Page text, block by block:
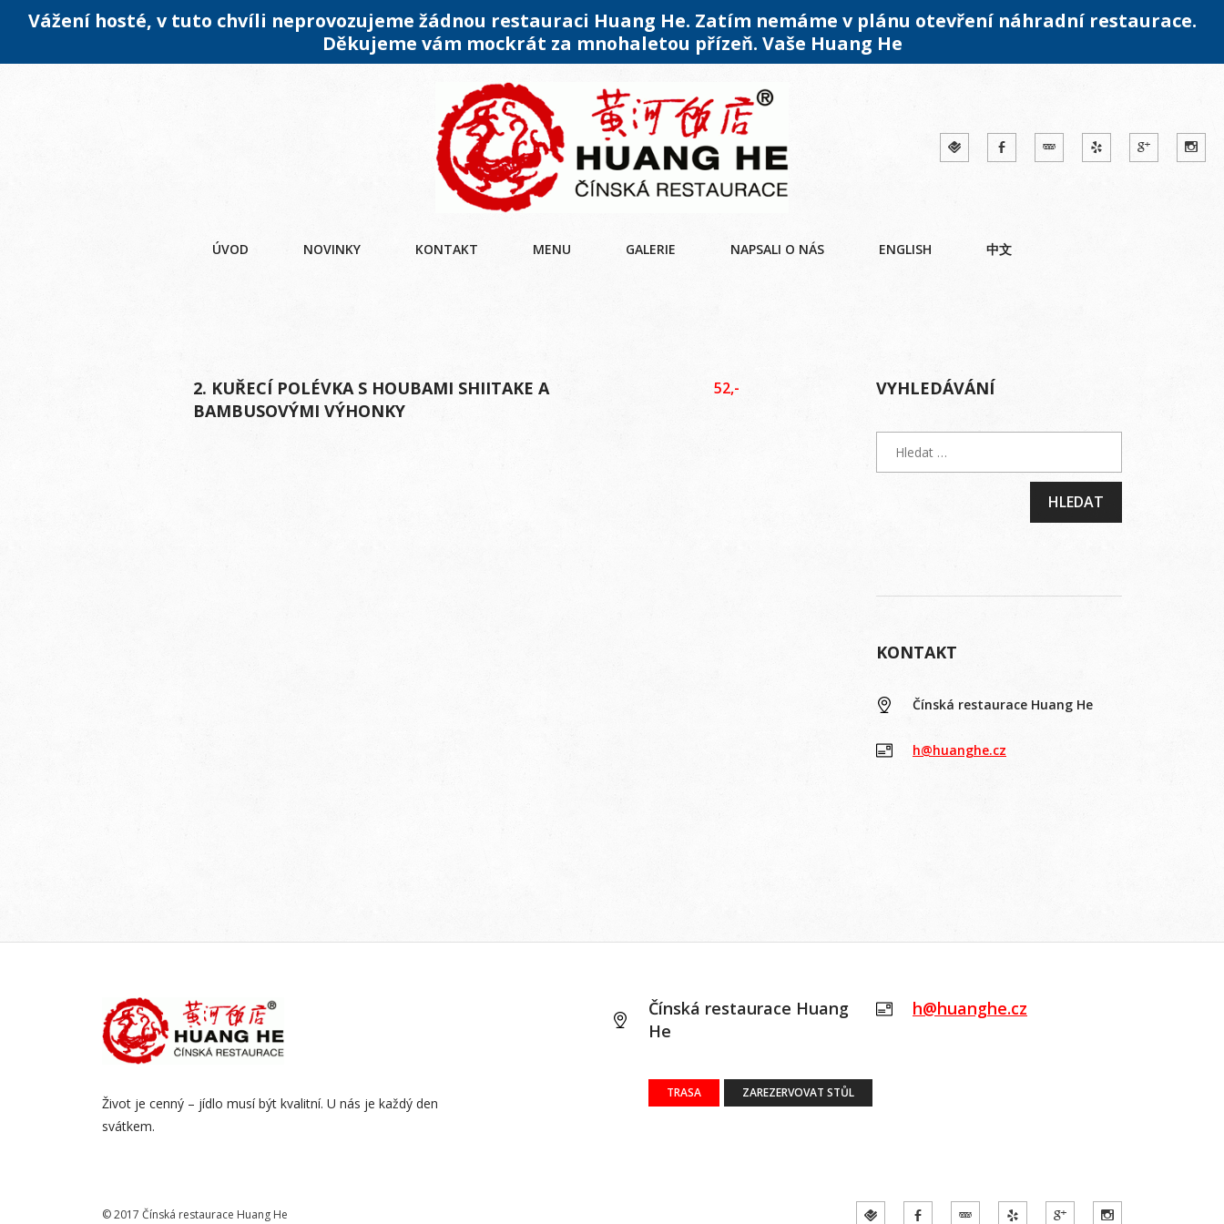
Vážení hosté, v tuto chvíli neprovozujeme žádnou restauraci Huang He. Zatím nemáme v plánu otevření náhradní restaurace.
Děkujeme vám mockrát za mnohaletou přízeň. Vaše Huang He
ÚVOD NOVINKY KONTAKT MENU GALERIE NAPSALI O NÁS ENGLISH 中文
2. KUŘECÍ POLÉVKA S HOUBAMI SHIITAKE A
BAMBUSOVÝMI VÝHONKY
52,- VYHLEDÁVÁNÍ
KONTAKT
Čínská restaurace Huang He
h@huanghe.cz
Život je cenný – jídlo musí být kvalitní. U nás je každý den
svátkem.
Čínská restaurace Huang
He
h@huanghe.cz
TRASA ZAREZERVOVAT STŮL
© 2017 Čínská restaurace Huang He